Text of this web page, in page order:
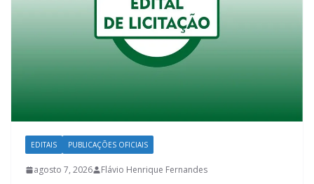
EDITAIS PUBLICAÇÕES OFICIAIS
agosto 7, 2026 Flávio Henrique Fernandes